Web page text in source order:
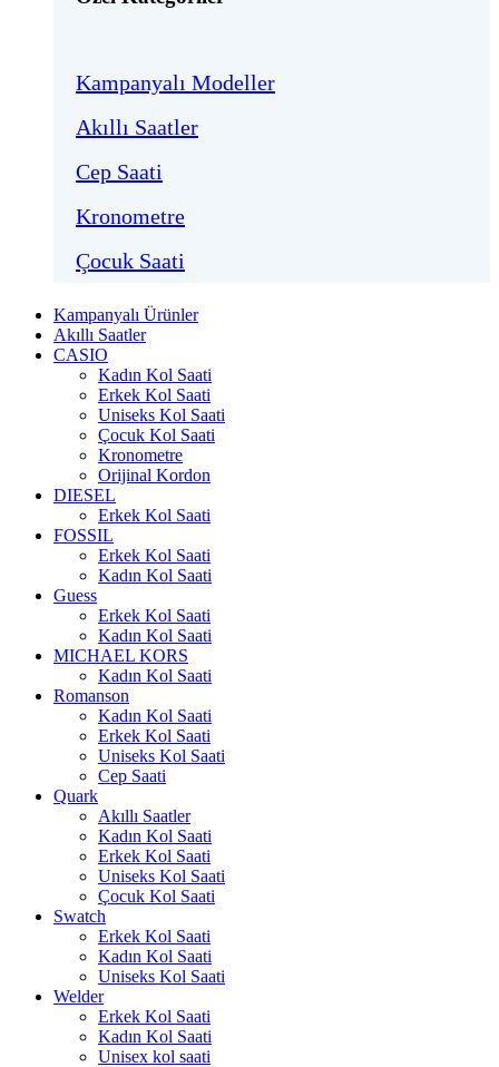
Kampanyalı Modeller
Akıllı Saatler
Cep Saati
Kronometre
Çocuk Saati
Kampanyalı Ürünler
Akıllı Saatler
CASIO
Kadın Kol Saati
Erkek Kol Saati
Uniseks Kol Saati
Çocuk Kol Saati
Kronometre
Orijinal Kordon
DIESEL
Erkek Kol Saati
FOSSIL
Erkek Kol Saati
Kadın Kol Saati
Guess
Erkek Kol Saati
Kadın Kol Saati
MICHAEL KORS
Kadın Kol Saati
Romanson
Kadın Kol Saati
Erkek Kol Saati
Uniseks Kol Saati
Cep Saati
Quark
Akıllı Saatler
Kadın Kol Saati
Erkek Kol Saati
Uniseks Kol Saati
Çocuk Kol Saati
Swatch
Erkek Kol Saati
Kadın Kol Saati
Uniseks Kol Saati
Welder
Erkek Kol Saati
Kadın Kol Saati
Unisex kol saati